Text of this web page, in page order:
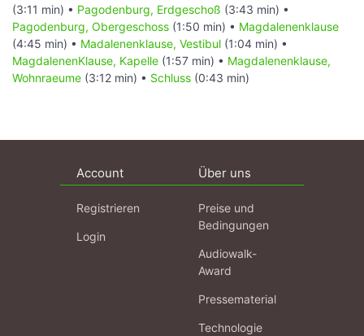
(3:11 min) • Pagodenburg, Erdgeschoß (3:43 min) •
Pagodenburg, Obergeschoss (1:50 min) • Magdalenenklause
(4:45 min) • Madalenenklause, Vestibul (1:04 min) •
MagdalenenKlause, Kapelle (1:57 min) • Magdalenenklause,
Wohnraeume (3:12 min) • Schluss (0:43 min)
Account
Registrieren
Login
Über uns
Preise und
Bedingungen
Audiowalk-
Award
Pressematerial
Technologie